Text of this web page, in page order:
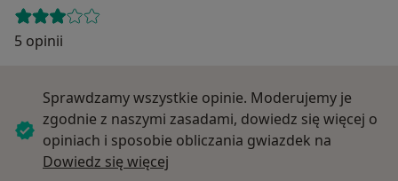
5 opinii
Sprawdzamy wszystkie opinie. Moderujemy je
zgodnie z naszymi zasadami, dowiedz się więcej o
opiniach i sposobie obliczania gwiazdek na
Dowiedz się więcej